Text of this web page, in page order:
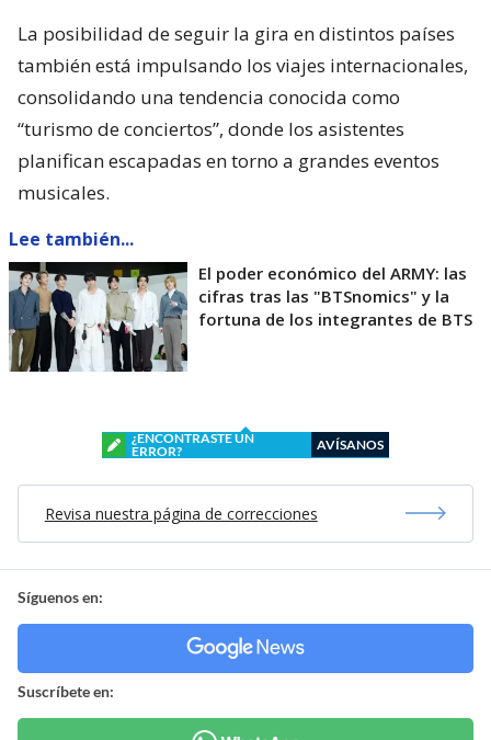
La posibilidad de seguir la gira en distintos países
también está impulsando los viajes internacionales,
consolidando una tendencia conocida como
“turismo de conciertos”, donde los asistentes
planifican escapadas en torno a grandes eventos
musicales.
Lee también...
El poder económico del ARMY: las
cifras tras las "BTSnomics" y la
fortuna de los integrantes de BTS
¿ENCONTRASTE UN
ERROR?
AVÍSANOS
Revisa nuestra página de correcciones
Síguenos en:
Suscríbete en: